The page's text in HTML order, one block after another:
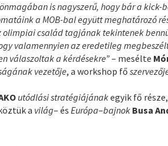
is nagyszerű, hogy bár a
a MOB-bal együtt meghatározó
olimpiai család tagjának tekintenek
valamennyien az eredetileg
válaszoltak a kérdésekre”– mesélte
vezetője, a workshop fő
utódlási stratégiájánakegyik fő
a világ– ésEurópa–bajnok Busa